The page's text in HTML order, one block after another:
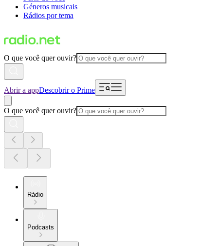
Géneros musicais
Rádios por tema
O que você quer ouvir?
Abrir a appDescobrir o Prime
O que você quer ouvir?
Rádio
Podcasts